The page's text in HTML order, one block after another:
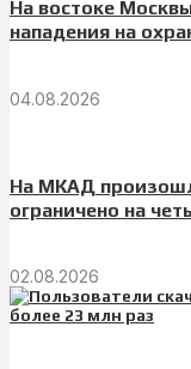
На востоке
нападения на
04.08.2026
На МКАД
ограничено на
02.08.2026